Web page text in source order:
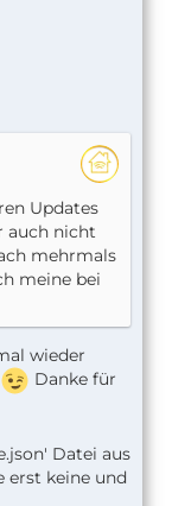
Updates
auch nicht
mehrmals
meine bei
wieder
Danke für
Datei aus
erst keine und